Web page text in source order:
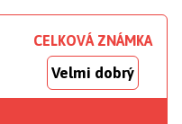
CELKOVÁ ZNÁMKA
Velmi dobrý